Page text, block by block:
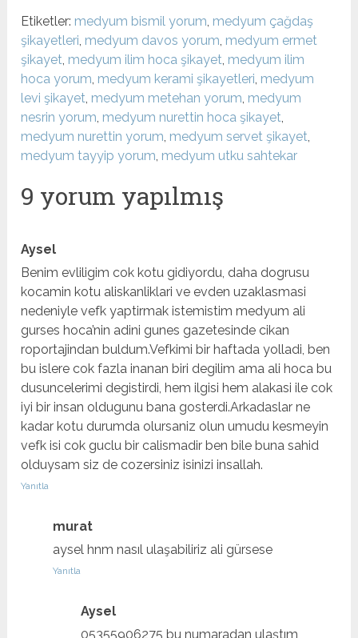
Etiketler: medyum bismil yorum, medyum çağdaş
şikayetleri, medyum davos yorum, medyum ermet
şikayet, medyum ilim hoca şikayet, medyum ilim
hoca yorum, medyum kerami şikayetleri, medyum
levi şikayet, medyum metehan yorum, medyum
nesrin yorum, medyum nurettin hoca şikayet,
medyum nurettin yorum, medyum servet şikayet,
medyum tayyip yorum, medyum utku sahtekar
9 yorum yapılmış
Aysel
Benim evliligim cok kotu gidiyordu, daha dogrusu
kocamin kotu aliskanliklari ve evden uzaklasmasi
nedeniyle vefk yaptirmak istemistim medyum ali
gurses hoca’nin adini gunes gazetesinde cikan
roportajindan buldum.Vefkimi bir haftada yolladi, ben
bu islere cok fazla inanan biri degilim ama ali hoca bu
dusuncelerimi degistirdi, hem ilgisi hem alakasi ile cok
iyi bir insan oldugunu bana gosterdi.Arkadaslar ne
kadar kotu durumda olursaniz olun umudu kesmeyin
vefk isi cok guclu bir calismadir ben bile buna sahid
olduysam siz de cozersiniz isinizi insallah.
Yanıtla
murat
aysel hnm nasıl ulaşabiliriz ali gürsese
Yanıtla
Aysel
05355906275 bu numaradan ulaştım